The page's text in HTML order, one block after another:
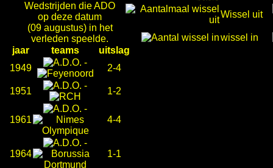
Wedstrijden die ADO
op deze datum
(09 augustus) in het
verleden speelde.
jaar
teams
uitslag
1949
-
2-4
1951
-
1-2
1961
-
4-4
1964
-
1-1
Wissel uit
wissel in